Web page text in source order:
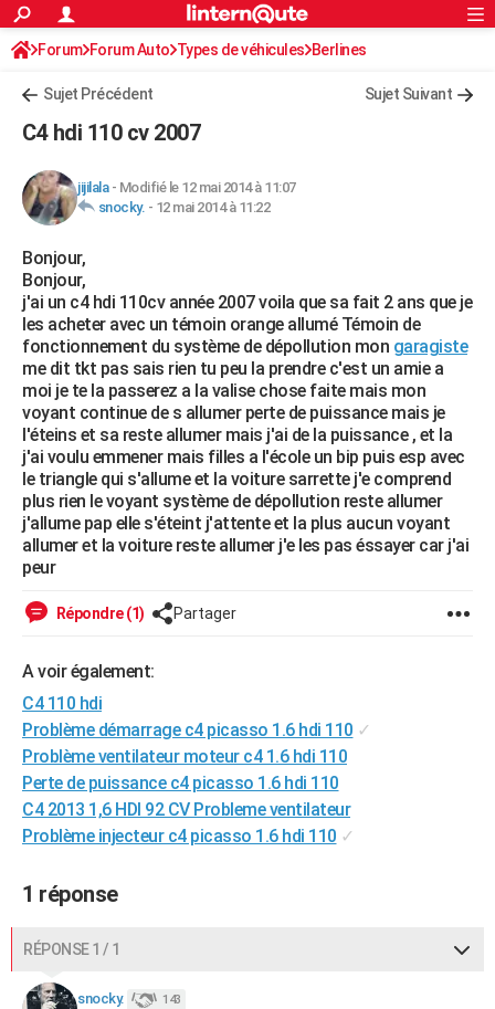
ACTUALITÉS
Politique
Société
Faits Divers
Education
Monde
Villes
+
Retraite
Impôts
Epargne
Immobilier
Risques naturels par ville
Banque
Assurance
Crédit
AUTO
HIGH-TECH
Mobiles
Meilleur smartphone
Internet
Ordinateurs
Jeux vidéo
Guide high-tech
+BRICOLAGE
Forum
Aménagement intérieur
Extérieur
Cuisine
Salle de bains
Jardinage
Rangement
WEEK-END
Guides de France
Escapades
Patrimoine
Expositions
Musées
Week-end nature
LIFESTYLE
Art de vivre
Bien-être
Loisirs
Mode
Modes de vie
SANTE
Alimentation
Guide de la santé
Maladies
Médicaments
Sommeil
VOYAGE
Destinations
City break
Voyage nature
Voyage de noces
Forum
Climat
+PHOTO
GUIDES D'ACHAT
BONS PLANS
Carte de Noël
Carte Bonne année
Carte Saint-Valentin
Carte Pâques
Carte d'anniversaire
DICTIONNAIRE
Dictionnaire
Biographies
Citations
Expressions
Proverbes
PROGRAMME TV
COPAINS D'AVANT
S'inscrire
Se connecter
Lycées
Collèges
Primaires
Universités
Entreprises
Service militaire
Avis de recherche
AVIS DE DÉCÈS
S'inscrire
Connexion
Forum Forum Auto Types de véhicules Berlines
Sujet Précédent Sujet Suivant
C4 hdi 110 cv 2007
jijilala- Modifié le 12 mai 2014 à 11:07
snocky. - 12 mai 2014 à 11:22
Bonjour,
Bonjour,
j'ai un c4 hdi 110cv année 2007 voila que sa fait 2 ans que je
les acheter avec un témoin orange allumé Témoin de
fonctionnement du système de dépollution mon garagiste
me dit tkt pas sais rien tu peu la prendre c'est un amie a
moi je te la passerez a la valise chose faite mais mon
voyant continue de s allumer perte de puissance mais je
l'éteins et sa reste allumer mais j'ai de la puissance , et la
j'ai voulu emmener mais filles a l'école un bip puis esp avec
le triangle qui s'allume et la voiture sarrette j'e comprend
plus rien le voyant système de dépollution reste allumer
j'allume pap elle s'éteint j'attente et la plus aucun voyant
allumer et la voiture reste allumer j'e les pas éssayer car j'ai
peur
Répondre (1) Partager
A voir également:
C4 110 hdi
Problème démarrage c4 picasso 1.6 hdi 110 ✓
Problème ventilateur moteur c4 1.6 hdi 110
Perte de puissance c4 picasso 1.6 hdi 110
C4 2013 1,6 HDI 92 CV Probleme ventilateur
Problème injecteur c4 picasso 1.6 hdi 110 ✓
1 réponse
RÉPONSE 1 / 1
snocky. 143